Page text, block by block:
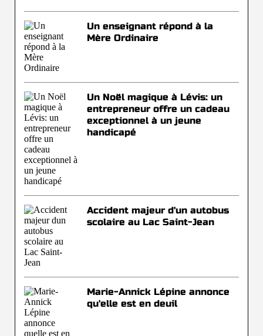
Un enseignant répond à la
Mère Ordinaire
Un Noël magique à Lévis: un
entrepreneur offre un cadeau
exceptionnel à un jeune
handicapé
Accident majeur d'un autobus
scolaire au Lac Saint-Jean
Marie-Annick Lépine annonce
qu'elle est en deuil